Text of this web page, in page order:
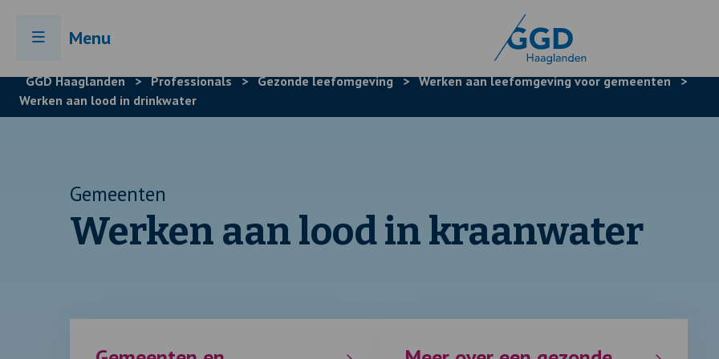
Menu
GGD Haaglanden > Professionals > Gezonde leefomgeving > Werken aan leefomgeving voor gemeenten >
Werken aan lood in drinkwater
Gemeenten
Werken aan lood in kraanwater